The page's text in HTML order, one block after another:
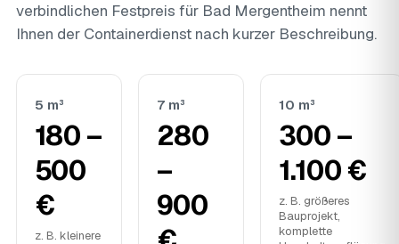
verbindlichen Festpreis für Bad Mergentheim nennt
Ihnen der Containerdienst nach kurzer Beschreibung.
5 m³
180 –
500
€
z. B. kleinere
7 m³
280
–
900
10 m³
300 –
1.100 €
z. B. größeres
Bauprojekt,
komplette